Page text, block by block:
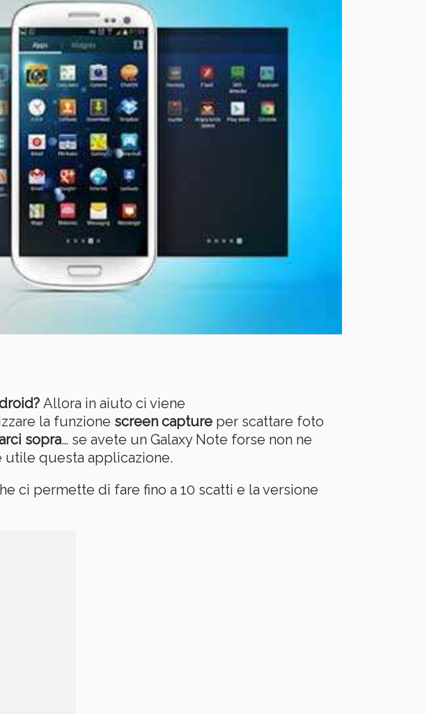
Allora in aiuto ci viene
la funzione screen capture per scattare foto
sopra… se avete un Galaxy Note forse non ne
questa applicazione.
ci permette di fare fino a 10 scatti e la versione